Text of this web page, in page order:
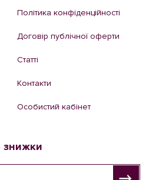
Політика конфіденційності
Договір публічної оферти
Статті
Контакти
Особистий кабінет
знижки